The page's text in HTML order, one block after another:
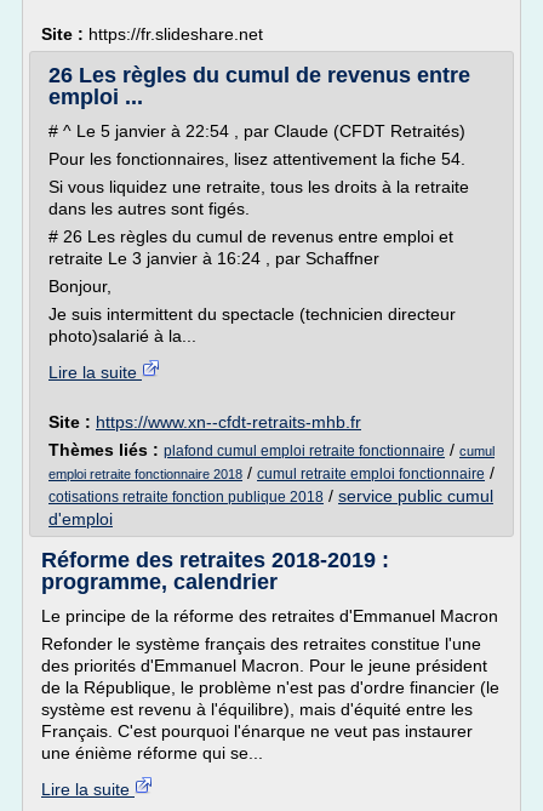
Site : https://fr.slideshare.net
26 Les règles du cumul de revenus entre
emploi ...
# ^ Le 5 janvier à 22:54 , par Claude (CFDT Retraités)
Pour les fonctionnaires, lisez attentivement la fiche 54.
Si vous liquidez une retraite, tous les droits à la retraite
dans les autres sont figés.
# 26 Les règles du cumul de revenus entre emploi et
retraite Le 3 janvier à 16:24 , par Schaffner
Bonjour,
Je suis intermittent du spectacle (technicien directeur
photo)salarié à la...
Lire la suite
Site : https://www.xn--cfdt-retraits-mhb.fr
Thèmes liés : plafond cumul emploi retraite fonctionnaire / cumul
emploi retraite fonctionnaire 2018 / cumul retraite emploi fonctionnaire /
cotisations retraite fonction publique 2018 / service public cumul
d'emploi
Réforme des retraites 2018-2019 :
programme, calendrier
Le principe de la réforme des retraites d'Emmanuel Macron
Refonder le système français des retraites constitue l'une
des priorités d'Emmanuel Macron. Pour le jeune président
de la République, le problème n'est pas d'ordre financier (le
système est revenu à l'équilibre), mais d'équité entre les
Français. C'est pourquoi l'énarque ne veut pas instaurer
une énième réforme qui se...
Lire la suite